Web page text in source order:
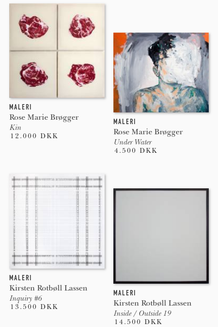
MALERI
Rose Marie Brøgger
Kin
12.000 DKK
MALERI
Kirsten Rotbøll Lassen
Inquiry #6
13.500 DKK
MALERI
Rose Marie Brøgger
Under Water
4.500 DKK
MALERI
Kirsten Rotbøll Lassen
Inside / Outside 19
14.500 DKK